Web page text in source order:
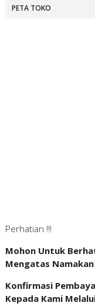
PETA TOKO
Perhatian !!!
Mohon Untuk
Mengatas
Konfirmasi
Kepada Kami